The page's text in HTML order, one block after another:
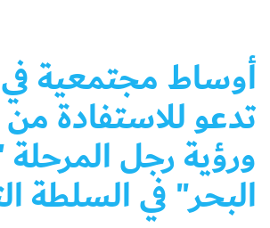
أوساط مجتمعية
تدعو للاستفادة
ورؤية رجل المرحلة
البحر" في السلطة